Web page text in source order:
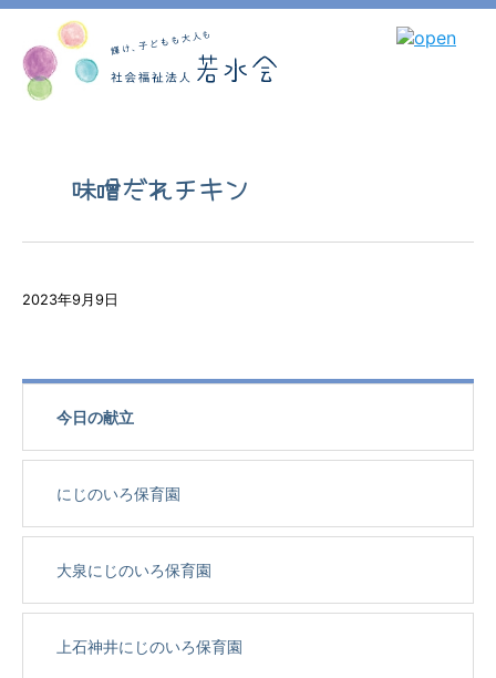
味噌だれチキン
2023年9月9日
今日の献立
にじのいろ保育園
大泉にじのいろ保育園
上石神井にじのいろ保育園